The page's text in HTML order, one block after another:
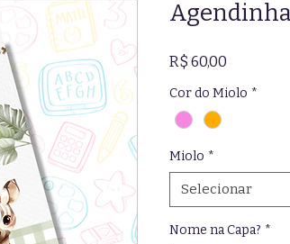
R$ 60,00
Cor do Miolo *
Miolo *
Selecionar
Nome na Capa? *